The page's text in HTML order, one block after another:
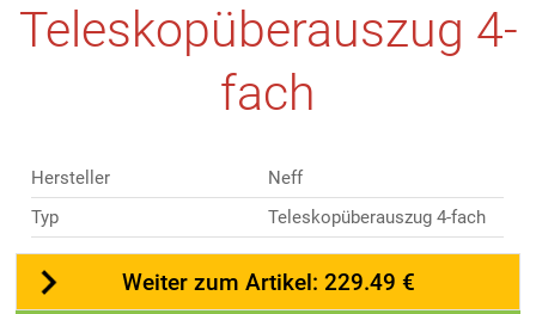
Teleskopüberauszug 4-
fach
Hersteller
Neff
Typ
Teleskopüberauszug 4-fach
Weiter zum Artikel: 229.49 €